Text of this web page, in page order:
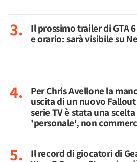
Il prossimo trailer di GTA
e orario: sarà visibile su
Per Chris Avellone la
uscita di un nuovo
serie TV è stata una scelta
'personale', non
Il record di giocatori di